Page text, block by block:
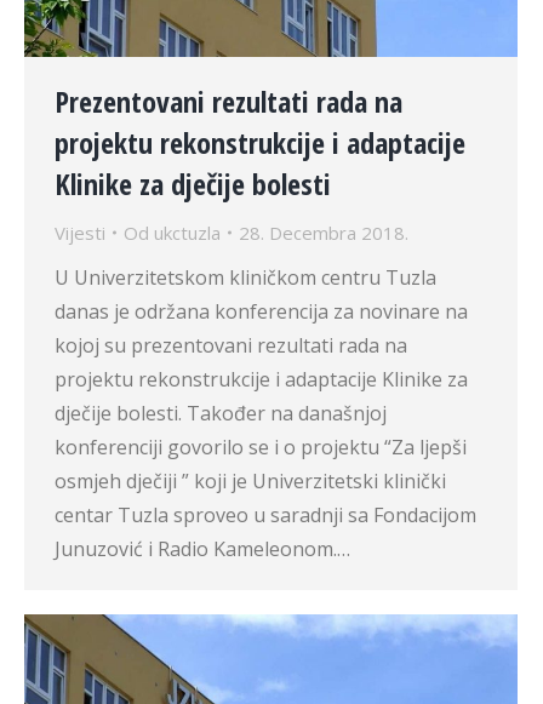
Prezentovani rezultati rada na
projektu rekonstrukcije i adaptacije
Klinike za dječije bolesti
Vijesti Od ukctuzla 28. Decembra 2018.
U Univerzitetskom kliničkom centru Tuzla
danas je održana konferencija za novinare na
kojoj su prezentovani rezultati rada na
projektu rekonstrukcije i adaptacije Klinike za
dječije bolesti. Također na današnjoj
konferenciji govorilo se i o projektu “Za ljepši
osmjeh dječiji ” koji je Univerzitetski klinički
centar Tuzla sproveo u saradnji sa Fondacijom
Junuzović i Radio Kameleonom.…